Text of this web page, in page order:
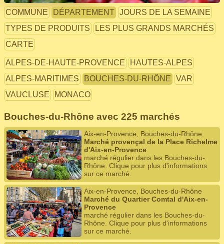
COMMUNE DÉPARTEMENT JOURS DE LA SEMAINE
TYPES DE PRODUITS
LES PLUS GRANDS MARCHÉS
CARTE
ALPES-DE-HAUTE-PROVENCE
HAUTES-ALPES
ALPES-MARITIMES
BOUCHES-DU-RHÔNE
VAR
VAUCLUSE
MONACO
Bouches-du-Rhône avec 225 marchés
Aix-en-Provence, Bouches-du-Rhône
Marché provençal de la Place Richelme
d'Aix-en-Provence
marché régulier dans les Bouches-du-
Rhône. Clique pour plus d'informations
sur ce marché.
Aix-en-Provence, Bouches-du-Rhône
Marché du Quartier Comtal d'Aix-en-
Provence
marché régulier dans les Bouches-du-
Rhône. Clique pour plus d'informations
sur ce marché.